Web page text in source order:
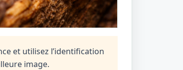
et utilisez l’identification
image.